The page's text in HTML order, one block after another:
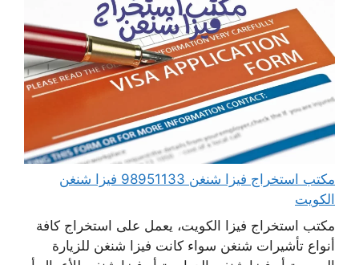
مكتب استخراج فيزا شنغن 98951133 فيزا شنغن
الكويت
مكتب استخراج فيزا الكويت، يعمل على استخراج كافة
أنواع تأشيرات شنغن سواء كانت فيزا شنغن للزيارة